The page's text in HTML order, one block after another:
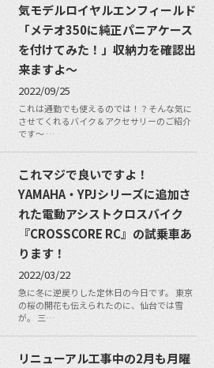
気モデルロイヤルエンフィールド
「メテオ350に純正パニアケース
を付けてみた！」収納力を確認出
来ますよ〜
2022/09/25
これは通勤でも使えるのでは！？そんな気に
させてくれるバイク＆アクセサリーのご紹介
です〜 …
これマジで良いですよ！
YAMAHA・YPJシリーズに追加さ
れた電動アシストクロスバイク
『CROSSCORE RC』の試乗車あ
ります！
2022/03/22
急に冬に逆戻りした定休日の今日です。 東京
の桜の開花も伝えられたのに、仙台では雪
が。 三…
リニューアル工事中の2月も月曜